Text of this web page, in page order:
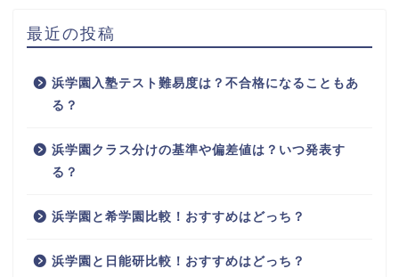
最近の投稿
浜学園入塾テスト難易度は？不合格になることもあ
る？
浜学園クラス分けの基準や偏差値は？いつ発表す
る？
浜学園と希学園比較！おすすめはどっち？
浜学園と日能研比較！おすすめはどっち？